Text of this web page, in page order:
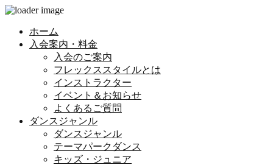
ホーム
入会案内・料金
入会のご案内
フレックススタイルとは
インストラクター
イベント＆お知らせ
よくあるご質問
ダンスジャンル
ダンスジャンル
テーマパークダンス
キッズ・ジュニア